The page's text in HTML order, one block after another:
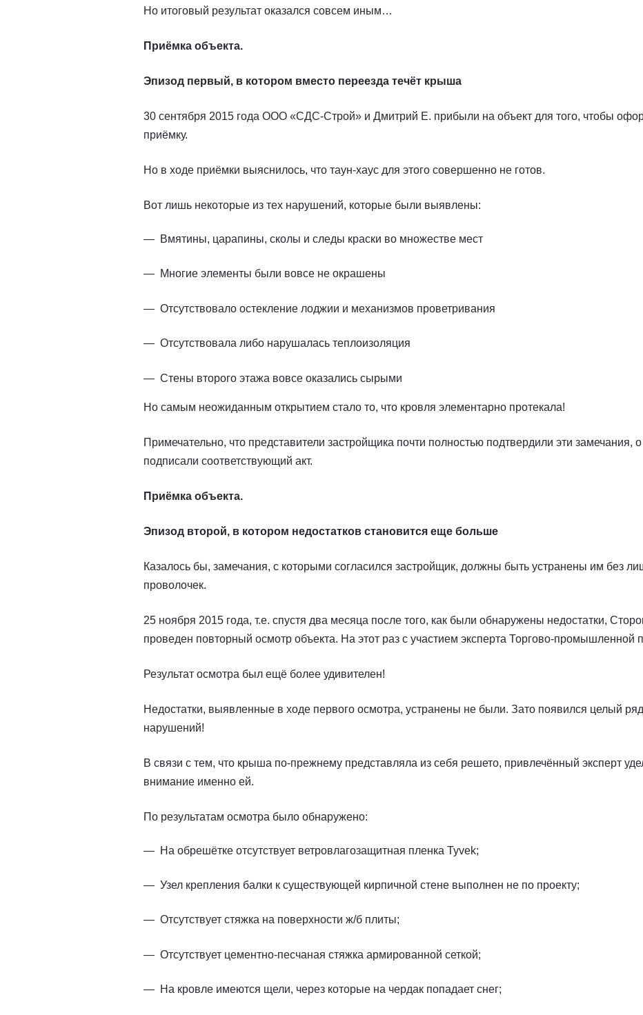
Но итоговый результат оказался совсем иным…
Приёмка объекта.
Эпизод первый, в котором вместо переезда течёт крыша
30 сентября 2015 года ООО «СДС-Строй» и Дмитрий Е. прибыли на объект для того, чтобы
приёмку.
Но в ходе приёмки выяснилось, что таун-хаус для этого совершенно не готов.
Вот лишь некоторые из тех нарушений, которые были выявлены:
Вмятины, царапины, сколы и следы краски во множестве мест
Многие элементы были вовсе не окрашены
Отсутствовало остекление лоджии и механизмов проветривания
Отсутствовала либо нарушалась теплоизоляция
Стены второго этажа вовсе оказались сырыми
Но самым неожиданным открытием стало то, что кровля элементарно протекала!
Примечательно, что представители застройщика почти полностью подтвердили эти замечания,
подписали соответствующий акт.
Приёмка объекта.
Эпизод второй, в котором недостатков становится еще больше
Казалось бы, замечания, с которыми согласился застройщик, должны быть устранены им без
проволочек.
25 ноября 2015 года, т.е. спустя два месяца после того, как были обнаружены недостатки,
проведен повторный осмотр объекта. На этот раз с участием эксперта Торгово-промышленной
Результат осмотра был ещё более удивителен!
Недостатки, выявленные в ходе первого осмотра, устранены не были. Зато появился целый
нарушений!
В связи с тем, что крыша по-прежнему представляла из себя решето, привлечённый эксперт
внимание именно ей.
По результатам осмотра было обнаружено:
На обрешётке отсутствует ветровлагозащитная пленка Tyvek;
Узел крепления балки к существующей кирпичной стене выполнен не по проекту;
Отсутствует стяжка на поверхности ж/б плиты;
Отсутствует цементно-песчаная стяжка армированной сеткой;
На кровле имеются щели, через которые на чердак попадает снег;